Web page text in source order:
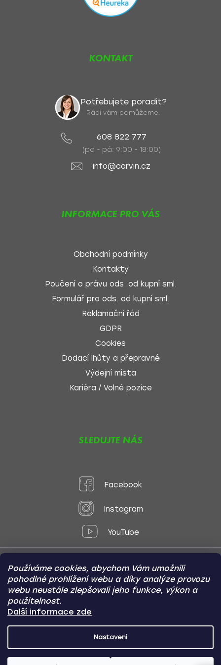
Používáme cookies, abychom Vám umožnili
pohodlné prohlížení webu a díky analýze provozu
webu neustále zlepšovali jeho funkce, výkon a
použitelnost.
Další informace zde
Nastavení
KONTAKT
Potřebujete poradit?
Rádi vám pomůžeme.
608 822 777
(po - pá: 9:00 - 18:00)
info@carvin.cz
INFORMACE PRO VÁS
Obchodní podmínky
Kontakty
Poučení o právu ods. od kupní sml.
Formulář pro ods. od kupní sml.
Reklamační řád
GDPR
Cookies
Dodací lhůty a přepravné
Výdejní místa
Kariéra / Volné pozice
SLEDUJTE NÁS
Facebook
Instagram
YouTube
Způsoby platby:
Online
Převod
Dobírka
Copyright (c) 2012 -2026 CARVIN AUTODOPLŇKY- Všechna